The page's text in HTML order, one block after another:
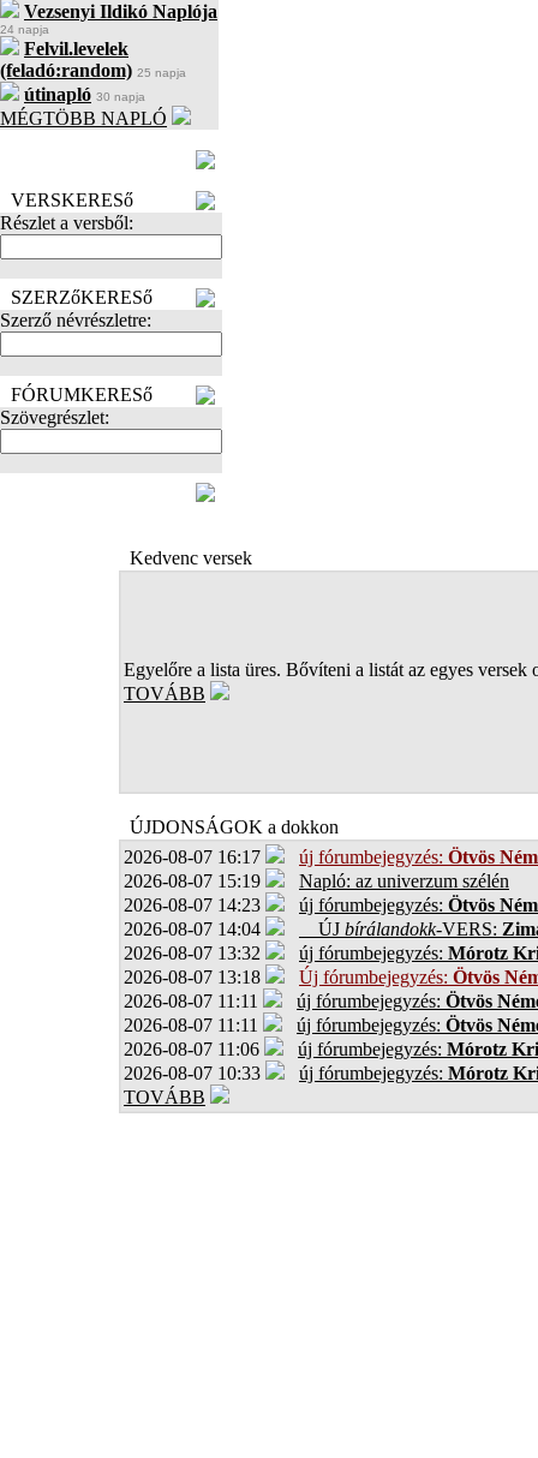
Vezsenyi Ildikó Naplója
24 napja
Felvil.levelek
(feladó:random) 25 napja
útinapló 30 napja
MÉGTÖBB NAPLÓ
VERSKERESő
Részlet a versből:
SZERZőKERESő
Szerző névrészletre:
FÓRUMKERESő
Szövegrészlet:
Kedvenc versek
Egyelőre a lista üres. Bővíteni a listát az egyes versek
TOVÁBB
ÚJDONSÁGOK a dokkon
2026-08-07 16:17
új fórumbejegyzés: Ötvös
2026-08-07 15:19
Napló: az univerzum szélén
2026-08-07 14:23
új fórumbejegyzés: Ötvös
2026-08-07 14:04
ÚJ bírálandokk-VERS:
2026-08-07 13:32
új fórumbejegyzés: Mórotz
2026-08-07 13:18
Új fórumbejegyzés: Ötvös
2026-08-07 11:11
új fórumbejegyzés: Ötvös
2026-08-07 11:11
új fórumbejegyzés: Ötvös
2026-08-07 11:06
új fórumbejegyzés: Mórotz
2026-08-07 10:33
új fórumbejegyzés: Mórotz
TOVÁBB